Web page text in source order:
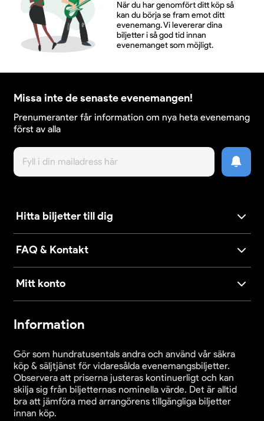
När du har genomfört ditt köp så
kan du börja se fram emot ditt
evenemang. Vi levererar dina
biljetter i så god tid innan
evenemanget som möjligt.
Missa inte de senaste evenemangen!
Prenumeranter får information om nya heta evenemang
först av alla
Hitta biljetter till dig
FAQ & Kontakt
Mitt konto
Information
Gör som hundratusentals andra och använd vår säkra
köp & säljtjänst för vidaresålda evenemangsbiljetter.
Observera att priserna justeras kontinuerligt och kan
skilja sig från biljetternas nominella värde. Det är alltid
bra att jämföra med arrangörens tillgängliga biljetter
innan köp.